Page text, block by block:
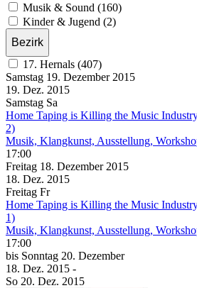
Musik & Sound (160)
Kinder & Jugend (2)
Bezirk
17. Hernals (407)
Samstag 19. Dezember 2015
19. Dez. 2015
Samstag Sa
Home Taping is Killing the Music
2)
Musik, Klangkunst, Ausstellung,
17:00
Freitag 18. Dezember 2015
18. Dez. 2015
Freitag Fr
Home Taping is Killing the Music
1)
Musik, Klangkunst, Ausstellung,
17:00
bis Sonntag 20. Dezember
18. Dez. 2015 -
So 20. Dez. 2015